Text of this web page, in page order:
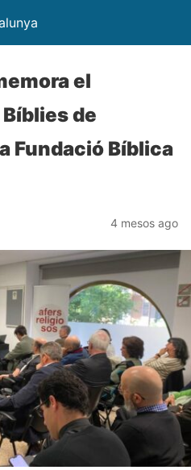
el
de
Fundació Bíblica
4 mesos ago